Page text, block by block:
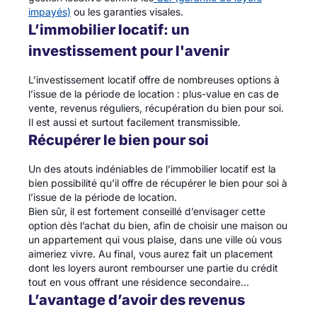
impayés) ou les garanties visales.
L’immobilier locatif: un
investissement pour l'avenir
L’investissement locatif offre de nombreuses options à
l’issue de la période de location : plus-value en cas de
vente, revenus réguliers, récupération du bien pour soi.
Il est aussi et surtout facilement transmissible.
Récupérer le bien pour soi
Un des atouts indéniables de l’immobilier locatif est la
bien possibilité qu’il offre de récupérer le bien pour soi à
l’issue de la période de location.
Bien sûr, il est fortement conseillé d’envisager cette
option dès l’achat du bien, afin de choisir une maison ou
un appartement qui vous plaise, dans une ville où vous
aimeriez vivre. Au final, vous aurez fait un placement
dont les loyers auront rembourser une partie du crédit
tout en vous offrant une résidence secondaire…
L’avantage d’avoir des revenus